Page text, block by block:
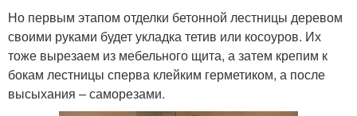
Но первым этапом отделки бетонной лестницы деревом
своими руками будет укладка тетив или косоуров. Их
тоже вырезаем из мебельного щита, а затем крепим к
бокам лестницы сперва клейким герметиком, а после
высыхания – саморезами.